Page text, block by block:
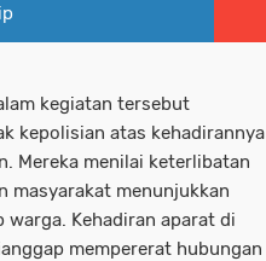
kegiatan tersebut
kepolisian atas kehadirannya
Mereka menilai keterlibatan
masyarakat menunjukkan
Kehadiran aparat di
mempererat hubungan